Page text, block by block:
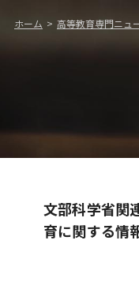
ホーム 高等教育専門ニュ
文部科学省関
育に関する情